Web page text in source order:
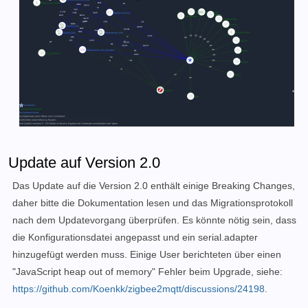
        device.type =
'EndDevice' ;
        device.save();
.exports = definition;
Update auf Version 2.0
Das Update auf die Version 2.0 enthält einige Breaking Changes,
daher bitte die Dokumentation lesen und das Migrationsprotokoll
nach dem Updatevorgang überprüfen. Es könnte nötig sein, dass
die Konfigurationsdatei angepasst und ein serial.adapter
hinzugefügt werden muss. Einige User berichteten über einen
"JavaScript heap out of memory" Fehler beim Upgrade, siehe:
https://github.com/Koenkk/zigbee2mqtt/discussions/24198.